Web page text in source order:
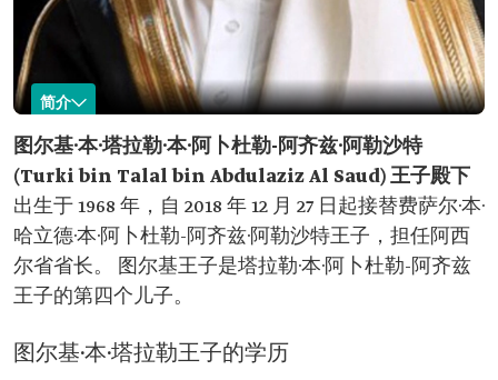
简介
图尔基·本·塔拉勒·本·阿卜杜勒-阿齐兹
名称：图尔基·本·
塔拉勒·本·阿卜杜
勒-阿齐兹·阿勒沙
特王子。
出生时间：1968 年。
现任职位：阿西尔省省长。
任职时间：2018 年。
教育背景：
政治学学士。 桑赫斯特皇家军事学院证书。
美国陆军航空学院证书。
曾任职位：阿西尔省副省长。
图尔基·本·塔拉勒·本·阿卜杜勒-阿齐兹·阿勒沙特
(Turki bin Talal bin Abdulaziz Al Saud) 王子殿下
出生于 1968 年，自 2018 年 12 月 27 日起接替费萨尔·本·
哈立德·本·阿卜杜勒-阿齐兹·阿勒沙特王子，担任阿西
尔省省长。 图尔基王子是塔拉勒·本·阿卜杜勒-阿齐兹
王子的第四个儿子。
图尔基·本·塔拉勒王子的学历